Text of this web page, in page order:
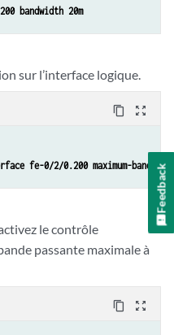
bandwidth 20m
sur l’interface logique.
content_copy zoom_out_map
fe-0/2/0.200 maximum-
le contrôle
passante maximale à
content_copy zoom_out_map
Feedback